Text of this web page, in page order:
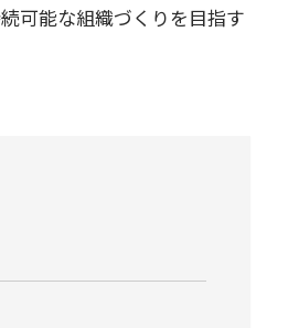
可能な組織づくりを目指す